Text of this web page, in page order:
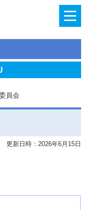
員会
更新日時：2026年6月15日